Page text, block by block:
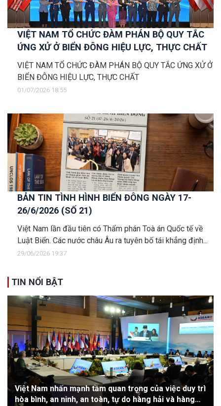
VIỆT NAM TỔ CHỨC ĐÀM PHÁN BỘ QUY TẮC
ỨNG XỬ Ở BIỂN ĐÔNG HIỆU LỰC, THỰC CHẤT
VIỆT NAM TỔ CHỨC ĐÀM PHÁN BỘ QUY TẮC ỨNG XỬ Ở
BIỂN ĐÔNG HIỆU LỰC, THỰC CHẤT
01/07/2026 18:55
BẢN TIN TÌNH HÌNH BIỂN ĐÔNG NGÀY 17-
26/6/2026 (SỐ 21)
Việt Nam lần đầu tiên có Thẩm phán Toà án Quốc tế về
Luật Biển. Các nước châu Âu ra tuyên bố tái khẳng định...
29/06/2026 19:37
TIN NỔI BẬT
Việt Nam nhấn mạnh tầm quan trọng của việc duy trì
hòa bình, an ninh, an toàn, tự do hàng hải và hàng